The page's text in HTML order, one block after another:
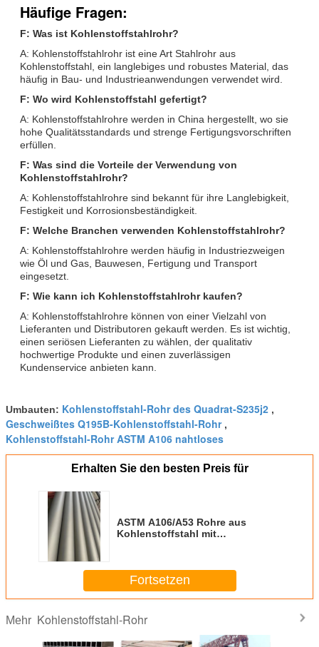
Häufige Fragen:
F: Was ist Kohlenstoffstahlrohr?
A: Kohlenstoffstahlrohr ist eine Art Stahlrohr aus
Kohlenstoffstahl, ein langlebiges und robustes Material, das
häufig in Bau- und Industrieanwendungen verwendet wird.
F: Wo wird Kohlenstoffstahl gefertigt?
A: Kohlenstoffstahlrohre werden in China hergestellt, wo sie
hohe Qualitätsstandards und strenge Fertigungsvorschriften
erfüllen.
F: Was sind die Vorteile der Verwendung von
Kohlenstoffstahlrohr?
A: Kohlenstoffstahlrohre sind bekannt für ihre Langlebigkeit,
Festigkeit und Korrosionsbeständigkeit.
F: Welche Branchen verwenden Kohlenstoffstahlrohr?
A: Kohlenstoffstahlrohre werden häufig in Industriezweigen
wie Öl und Gas, Bauwesen, Fertigung und Transport
eingesetzt.
F: Wie kann ich Kohlenstoffstahlrohr kaufen?
A: Kohlenstoffstahlrohre können von einer Vielzahl von
Lieferanten und Distributoren gekauft werden. Es ist wichtig,
einen seriösen Lieferanten zu wählen, der qualitativ
hochwertige Produkte und einen zuverlässigen
Kundenservice anbieten kann.
Umbauten: Kohlenstoffstahl-Rohr des Quadrat-S235j2 ,
Geschweißtes Q195B-Kohlenstoffstahl-Rohr,
Kohlenstoffstahl-Rohr ASTM A106 nahtloses
Erhalten Sie den besten Preis für
ASTM A106/A53 Rohre aus
Kohlenstoffstahl mit
Fortsetzen
Mehr Kohlenstoffstahl-Rohr